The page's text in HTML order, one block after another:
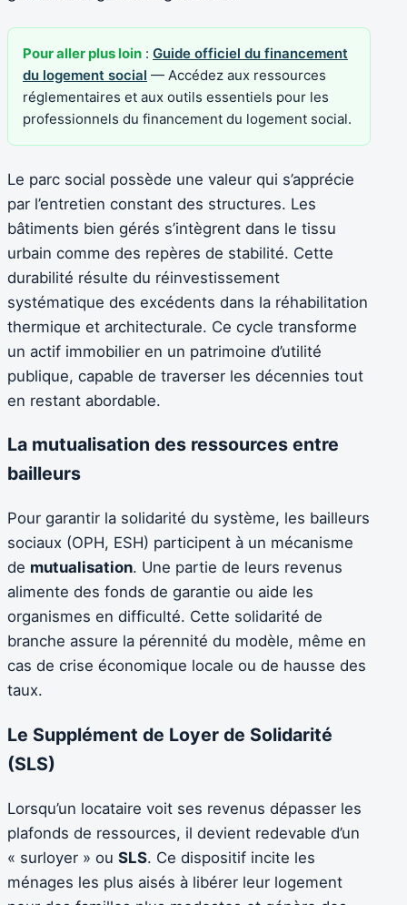
Pour aller plus loin : Guide officiel du financement
du logement social — Accédez aux ressources
réglementaires et aux outils essentiels pour les
professionnels du financement du logement social.
Le parc social possède une valeur qui s’apprécie
par l’entretien constant des structures. Les
bâtiments bien gérés s’intègrent dans le tissu
urbain comme des repères de stabilité. Cette
durabilité résulte du réinvestissement
systématique des excédents dans la réhabilitation
thermique et architecturale. Ce cycle transforme
un actif immobilier en un patrimoine d’utilité
publique, capable de traverser les décennies tout
en restant abordable.
La mutualisation des ressources entre
bailleurs
Pour garantir la solidarité du système, les bailleurs
sociaux (OPH, ESH) participent à un mécanisme
de mutualisation. Une partie de leurs revenus
alimente des fonds de garantie ou aide les
organismes en difficulté. Cette solidarité de
branche assure la pérennité du modèle, même en
cas de crise économique locale ou de hausse des
taux.
Le Supplément de Loyer de Solidarité
(SLS)
Lorsqu’un locataire voit ses revenus dépasser les
plafonds de ressources, il devient redevable d’un
« surloyer » ou SLS. Ce dispositif incite les
ménages les plus aisés à libérer leur logement